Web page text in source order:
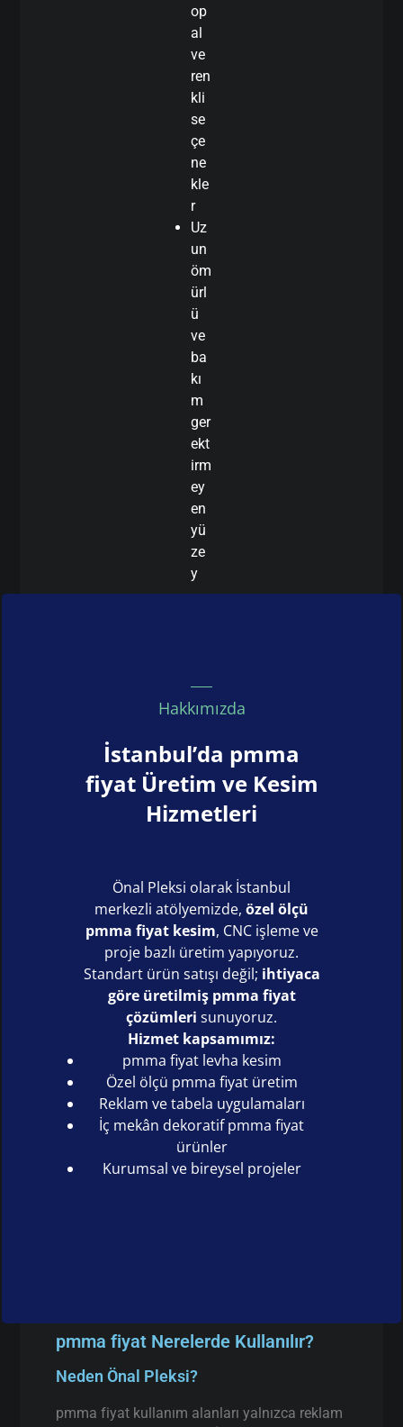
op
al
ve
ren
kli
se
çe
ne
kle
r
Uz
un
öm
ürl
ü
ve
ba
kı
m
ger
ekt
irm
ey
en
yü
ze
y
Hakkımızda
İstanbul’da pmma
fiyat Üretim ve Kesim
Hizmetleri
Önal Pleksi olarak İstanbul
merkezli atölyemizde, özel ölçü
pmma fiyat kesim, CNC işleme ve
proje bazlı üretim yapıyoruz.
Standart ürün satışı değil; ihtiyaca
göre üretilmiş pmma fiyat
çözümleri sunuyoruz.
Hizmet kapsamımız:
pmma fiyat levha kesim
Özel ölçü pmma fiyat üretim
Reklam ve tabela uygulamaları
İç mekân dekoratif pmma fiyat
ürünler
Kurumsal ve bireysel projeler
pmma fiyat Nerelerde Kullanılır?
Neden Önal Pleksi?
pmma fiyat kullanım alanları yalnızca reklam